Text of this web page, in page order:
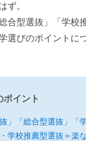
ず。
合型選抜」「学校
選びのポイントに
ポイント
抜」「総合型選抜」「
・学校推薦型選抜＝楽